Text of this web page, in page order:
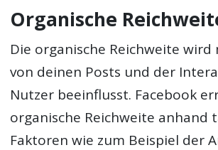
Organische
Die organische Reichweite wird
von deinen Posts und der
Nutzer beeinflusst. Facebook
organische Reichweite anhand
Faktoren wie zum Beispiel der